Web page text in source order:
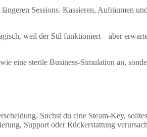
Sessions. Kassieren, Aufräumen
weil der Stil funktioniert – aber
eine sterile Business-Simulation an,
Suchst du eine Steam-Key,
Support oder Rückerstattung